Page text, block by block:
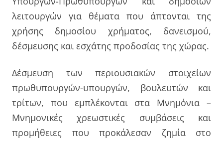
λειτουργών για θέματα που άπτονται της
χρήσης δημοσίου χρήματος, δανεισμού,
δέσμευσης και εσχάτης προδοσίας της χώρας.
Δέσμευση των περιουσιακών στοιχείων
πρωθυπουργών-υπουργών, βουλευτών και
τρίτων, που εμπλέκονται στα Μνημόνια –
Μνημονικές χρεωστικές συμβάσεις και
προμήθειες που προκάλεσαν ζημία στο